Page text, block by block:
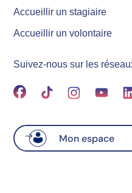
Accueillir un stagiaire
Accueillir un volontaire
Suivez-nous sur les
Mon espace